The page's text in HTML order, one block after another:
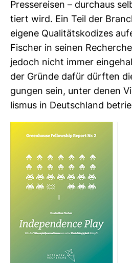
Pres­se­reisen – durchaus
tiert wird. Ein Teil der
eigene Qua­li­täts­ko­dizes
Fischer in seinen
jedoch nicht immer
der Gründe dafür dürften
gungen sein, unter denen
lismus in Deutsch­land